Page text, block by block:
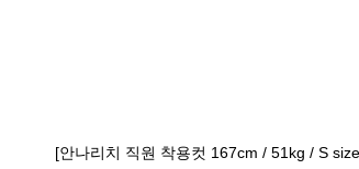
[안나리치 직원 착용컷 167cm / 51kg / S